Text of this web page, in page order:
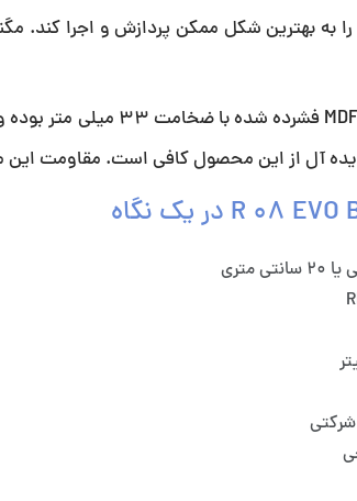
آل از این محصول کافی است. مقاومت این